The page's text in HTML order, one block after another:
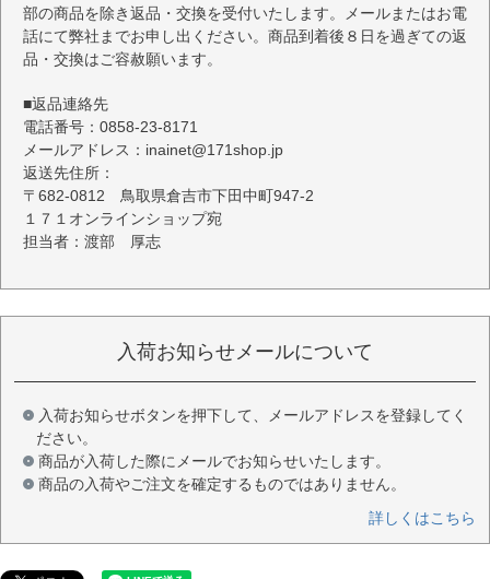
部の商品を除き返品・交換を受付いたします。メールまたはお電
話にて弊社までお申し出ください。商品到着後８日を過ぎての返
品・交換はご容赦願います。
■返品連絡先
電話番号：0858-23-8171
メールアドレス：inainet@171shop.jp
返送先住所：
〒682-0812 鳥取県倉吉市下田中町947-2
１７１オンラインショップ宛
担当者：渡部 厚志
入荷お知らせメールについて
入荷お知らせボタンを押下して、メールアドレスを登録してく
ださい。
商品が入荷した際にメールでお知らせいたします。
商品の入荷やご注文を確定するものではありません。
詳しくはこちら